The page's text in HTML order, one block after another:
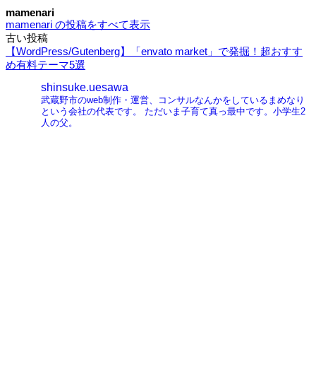
mamenari
mamenari の投稿をすべて表示
投
稿
古い投稿
【WordPress/Gutenberg】「envato market」で発掘！超おすす
め有料テーマ5選
shinsuke.uesawa
武蔵野市のweb制作・運営、コンサルなんかをしているまめなり
という会社の代表です。
ただいま子育て真っ最中です。小学生2
人の父。